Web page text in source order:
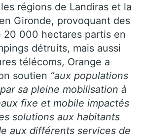
régions de Landiras et la
Gironde, provoquant des
20 000 hectares partis en
détruits, mais aussi
télécoms, Orange a
soutien “aux populations
sa pleine mobilisation à
fixe et mobile impactés
solutions aux habitants
aux différents services de